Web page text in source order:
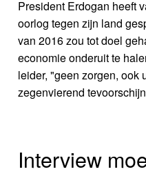
President Erdogan heeft
oorlog tegen zijn land
van 2016 zou tot doel
economie onderuit te
leider, "geen zorgen, ook
zegenvierend
Interview